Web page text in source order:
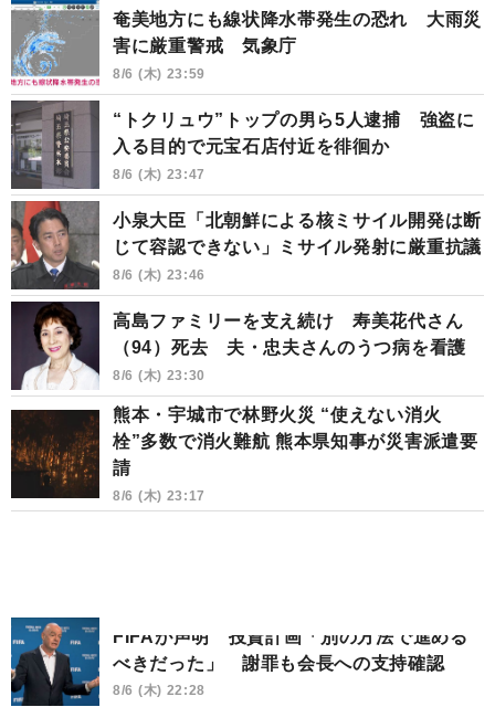
奄美地方にも線状降水帯発生の恐れ 大雨災
害に厳重警戒 気象庁
8/6 (木) 23:59
“トクリュウ”トップの男ら5人逮捕 強盗に
入る目的で元宝石店付近を徘徊か
8/6 (木) 23:47
小泉大臣「北朝鮮による核ミサイル開発は断
じて容認できない」ミサイル発射に厳重抗議
8/6 (木) 23:46
高島ファミリーを支え続け 寿美花代さん
（94）死去 夫・忠夫さんのうつ病を看護
8/6 (木) 23:30
熊本・宇城市で林野火災 “使えない消火
栓”多数で消火難航 熊本県知事が災害派遣要
請
8/6 (木) 23:17
FIFAが声明 投資計画「別の方法で進める
べきだった」 謝罪も会長への支持確認
8/6 (木) 22:28